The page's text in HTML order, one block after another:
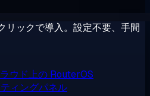
リックで導入。設定不要、手間
ウド上の RouterOS
ィングパネル